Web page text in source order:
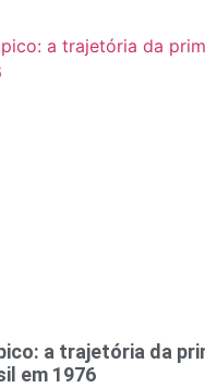
a trajetória da
em 1976